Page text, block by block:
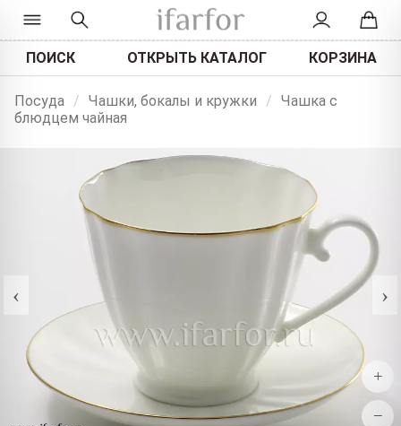
ПОИСК ОТКРЫТЬ КАТАЛОГ КОРЗИНА
Посуда / Чашки, бокалы и кружки / Чашка с
блюдцем чайная
‹ ›
+
−